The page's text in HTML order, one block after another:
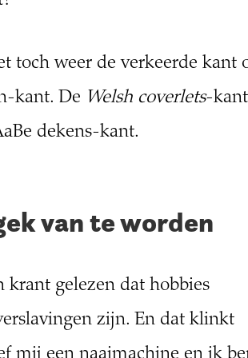
toch weer de verkeerde kant
kant. De Welsh coverlets-
dekens-kant.
van te worden
krant gelezen dat hobbies
zijn. En dat klinkt